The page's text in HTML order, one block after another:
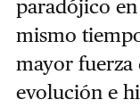
paradójico
mismo
mayor fuerza
evolución e